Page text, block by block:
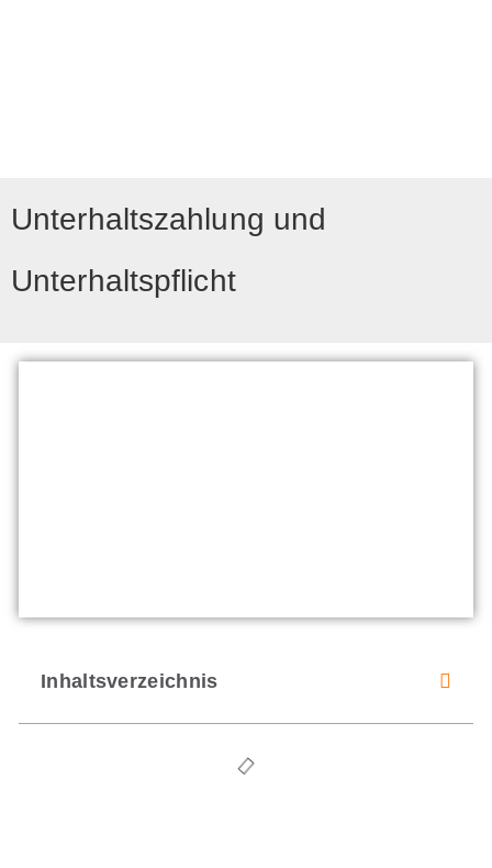
Unterhaltszahlung und
Unterhaltspflicht
Inhaltsverzeichnis